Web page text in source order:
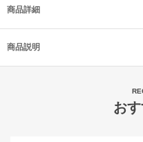
商品詳細
商品説明
お